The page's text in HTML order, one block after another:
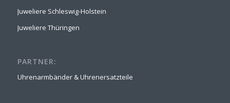
Juweliere Schleswig-Holstein
Juweliere Thüringen
PARTNER:
Uhrenarmbänder & Uhrenersatzteile